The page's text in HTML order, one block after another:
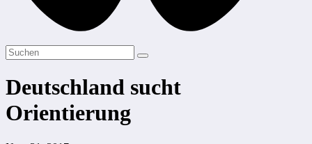
Deutschland sucht
Orientierung